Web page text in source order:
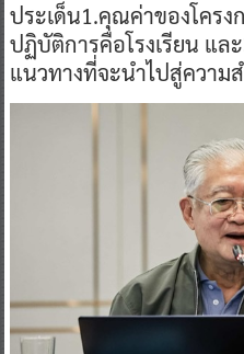
ประเด็น1.คุณค่าของโครง
ปฏิบัติการคือโรงเรียน แ
แนวทางที่จะนำไปสู่ความส